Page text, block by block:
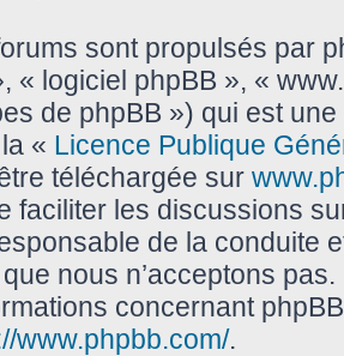
sont propulsés par
« logiciel phpBB », «
de phpBB ») qui est
« Licence Publique
téléchargée sur
faciliter les discussions
de la conduite
nous n’acceptons
concernant
www.phpbb.com/.